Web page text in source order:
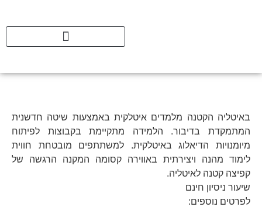
באיטליה הקטנה מלמדים איטלקית באמצעות שיטה חדשנית
המתמקדת בדיבור. הלמידה מתקיימת בקבוצות לפיתוח
מיומנויות הדיאלוג באיטלקית. למשתתפים מובטחת חווית
לימוד מהנה ויצירתית באווירה קסומה המקנה הרגשה של
קפיצה קטנה לאיטליה.
שיעור ניסיון חינם
לפרטים נוספים: